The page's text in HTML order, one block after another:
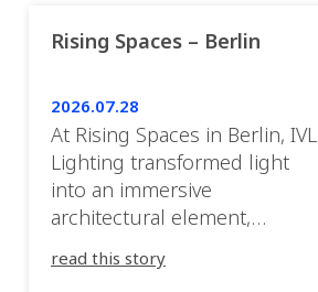
Rising Spaces – Berlin
2026.07.28
At Rising Spaces in Berlin, IVL
Lighting transformed light
into an immersive
architectural element,
between the artwork, the
read this story